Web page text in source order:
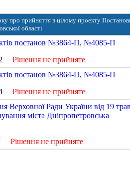
про прийняття в цілому проекту
області
постанов №3864-П, №4085-П
Рішення не прийняте
постанов №3864-П, №4085-П
Рішення не прийняте
Верховної Ради України від 19
міста Дніпропетровська
Рішення не прийняте